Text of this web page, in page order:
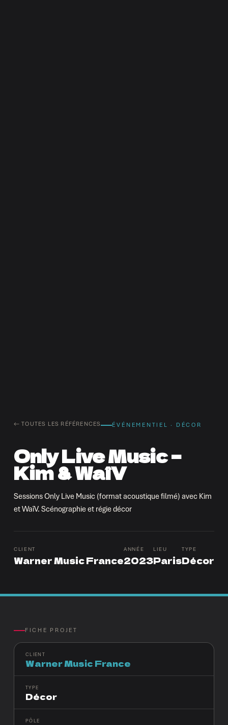
← TOUTES LES RÉFÉRENCES ÉVÉNEMENTIEL · DÉCOR
Only Live Music –
Kim & WaîV
Sessions Only Live Music (format acoustique filmé) avec Kim
et WaîV. Scénographie et régie décor
CLIENT
Warner Music France
ANNÉE
2023
LIEU
Paris
TYPE
Décor
FICHE PROJET
CLIENT
Warner Music France
TYPE
Décor
PÔLE